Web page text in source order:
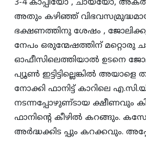
3-4 കാപ്പിയോ , ചായയോ,
അതും കഴിഞ്ഞ്‌
ഭക്ഷണത്തിനു ശേഷം , ജോലിക്കു
നേപം ഒരുന്മേഷത്തിന്‌ മറ്റൊരു
ഓഫീസിലെത്തിയാല്‍ ഉടനെ
പ്യൂണ്‍ ഇട്ടിട്ടില്ലെങ്കില്‍ അയാളെ
നോക്കി ഫാനിട്ട്‌ കാറിലെ
നടന്നപ്പോഴുണ്‌ടായ ക്ഷീണവും
ഫാനിന്റെ കീഴില്‍ കറങ്ങും.
അര്‍ദ്ധക്കിട പ്പും കറക്കവും.